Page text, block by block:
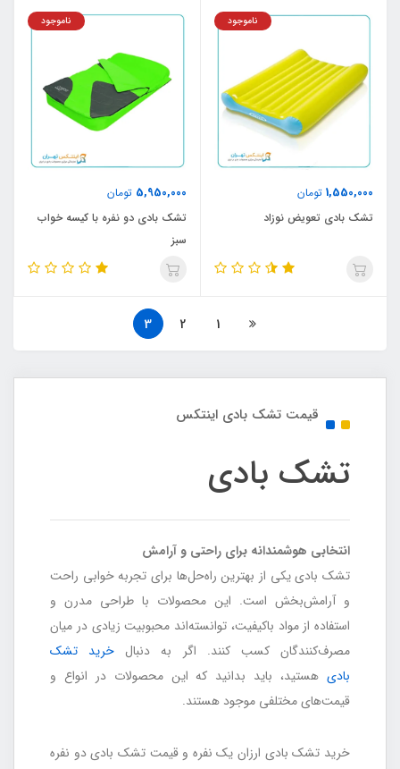
1,550,000 تومان
ناموجود
تشک بادی تعویض نوزاد
5,950,000 تومان
ناموجود
تشک بادی دو نفره با کیسه خواب
سبز
1
2
3
قیمت تشک بادی اینتکس
تشک بادی
انتخابی هوشمندانه برای راحتی و آرامش
تشک بادی یکی از بهترین راه‌حل‌ها برای تجربه خوابی راحت
و آرامش‌بخش است. این محصولات با طراحی مدرن و
استفاده از مواد باکیفیت، توانسته‌اند محبوبیت زیادی در میان
مصرف‌کنندگان کسب کنند. اگر به دنبال خرید تشک
بادی هستید، باید بدانید که این محصولات در انواع و
قیمت‌های مختلفی موجود هستند.
خرید تشک بادی ارزان یک نفره و قیمت تشک بادی دو نفره